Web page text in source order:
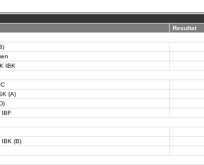
Resultat
IBK
(A)
IBF
IBK (B)